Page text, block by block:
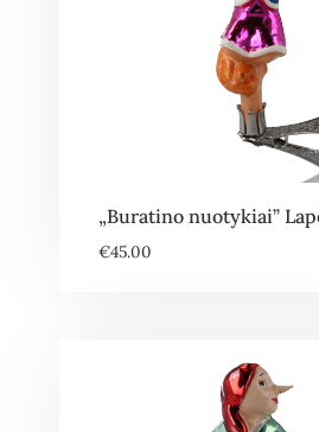
„Buratino nuotykiai”
€45.00